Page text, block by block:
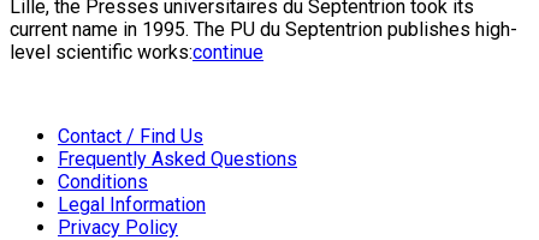
Lille, the Presses universitaires du Septentrion took its
current name in 1995. The PU du Septentrion publishes high-
level scientific works:continue
Contact / Find Us
Frequently Asked Questions
Conditions
Legal Information
Privacy Policy